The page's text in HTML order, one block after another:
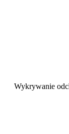
Wykrywanie